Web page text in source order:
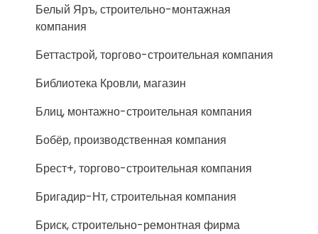
Белый Яръ, строительно-монтажная
компания
Беттастрой, торгово-строительная компания
Библиотека Кровли, магазин
Блиц, монтажно-строительная компания
Бобёр, производственная компания
Брест+, торгово-строительная компания
Бригадир-Нт, строительная компания
Бриск, строительно-ремонтная фирма